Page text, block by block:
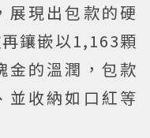
展現出包款的硬
鑲嵌以1,163顆
金的溫潤，包款
並收納如口紅等